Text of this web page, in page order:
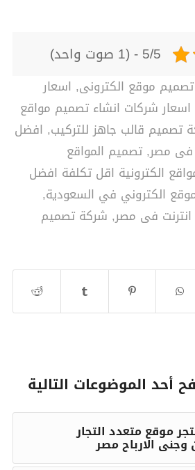
5/5 - (1 صوت واحد)
موقع الكترونى, اسعار
اسعار شركات انشاء تصميم مواقع
تصميم قالب جاهز للتركيب, افضل
فى مصر, تصميم المواقع
الكترونية اقل تكلفة افضل
الكتروني في السعودية,
فى مصر, شركة تصميم
أحد الموضوعات التالية
موقع متعدد التجار
وجنى الارباح مصر